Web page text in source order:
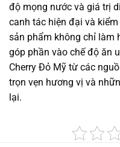
độ mọng nước và giá trị
canh tác hiện đại và
sản phẩm không chỉ làm
góp phần vào chế độ ăn
Cherry Đỏ Mỹ từ các
trọn vẹn hương vị và
lại.